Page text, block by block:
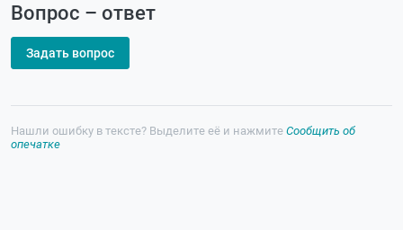
Вопрос – ответ
Задать вопрос
Нашли ошибку в тексте? Выделите её и нажмите Сообщить об
опечатке